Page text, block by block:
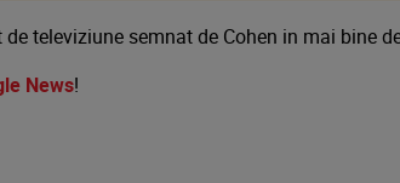
televiziune semnat de Cohen in mai bine
News!